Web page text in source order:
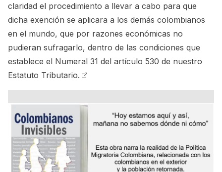
claridad el procedimiento a llevar a cabo para que
dicha exención se aplicara a los demás colombianos
en el mundo, que por razones económicas no
pudieran sufragarlo, dentro de las condiciones que
establece el Numeral 31 del artículo 530 de nuestro
Estatuto Tributario.